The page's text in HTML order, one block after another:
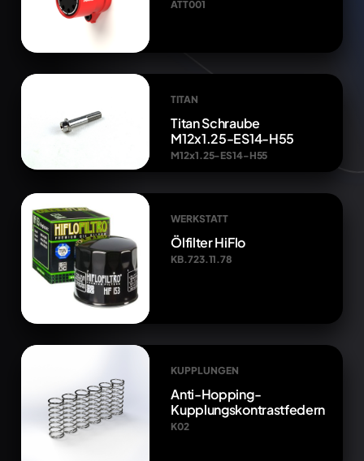
ATT001
TITAN
Titan Schraube
M12x1.25-ES14-H55
M12x1.25-ES14-H55
WERKSTATT
Ölfilter HiFlo
KB.723.11.78
KUPPLUNGEN
Anti-Hopping-
Kupplungskontrastfedern
K02